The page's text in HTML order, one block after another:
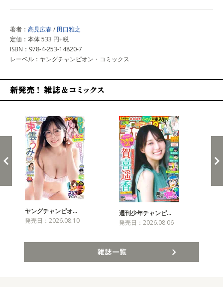
著者： 高見広春/ 田口雅之
定価：本体 533 円+税
ISBN：978-4-253-14820-7
レーベル：ヤングチャンピオン・コミックス
ヤングチャンピオ…
発売日：2026.08.10
週刊少年チャンピ…
発売日：2026.08.06